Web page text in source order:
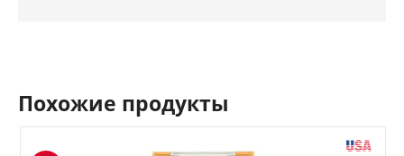
Похожие продукты